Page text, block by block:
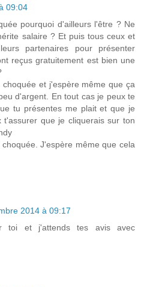
09:04
pourquoi d'ailleurs l'être ? Ne
salaire ? Et puis tous ceux et
partenaires pour présenter
reçus gratuitement est bien une
et j'espère même que ça
d'argent. En tout cas je peux te
tu présentes me plait et que je
t'assurer que je cliquerais sur ton
J'espère même que cela
2014 à 09:17
toi et j'attends tes avis avec